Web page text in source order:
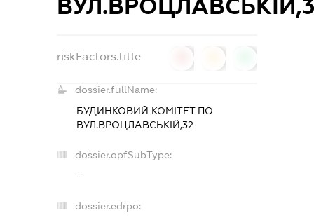
riskFactors.title
dossier.fullName:
БУДИНКОВИЙ КОМІТЕТ ПО
ВУЛ.ВРОЦЛАВСЬКІЙ,32
dossier.opfSubType:
-
dossier.edrpo: